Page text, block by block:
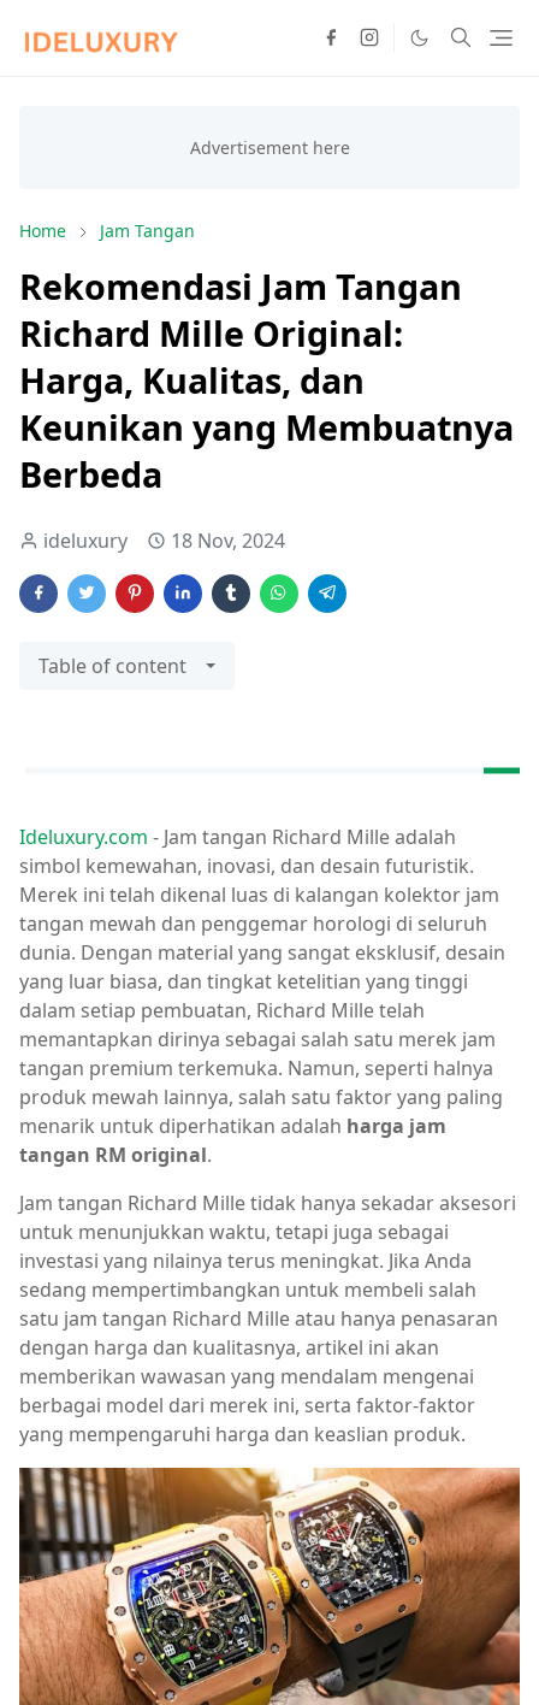
Home Jam Tangan
Rekomendasi Jam Tangan
Richard Mille Original:
Harga, Kualitas, dan
Keunikan yang Membuatnya
Berbeda
ideluxury 18 Nov, 2024
Table of content
Ideluxury.com - Jam tangan Richard Mille adalah
simbol kemewahan, inovasi, dan desain futuristik.
Merek ini telah dikenal luas di kalangan kolektor jam
tangan mewah dan penggemar horologi di seluruh
dunia. Dengan material yang sangat eksklusif, desain
yang luar biasa, dan tingkat ketelitian yang tinggi
dalam setiap pembuatan, Richard Mille telah
memantapkan dirinya sebagai salah satu merek jam
tangan premium terkemuka. Namun, seperti halnya
produk mewah lainnya, salah satu faktor yang paling
menarik untuk diperhatikan adalah harga jam
tangan RM original.
Jam tangan Richard Mille tidak hanya sekadar aksesori
untuk menunjukkan waktu, tetapi juga sebagai
investasi yang nilainya terus meningkat. Jika Anda
sedang mempertimbangkan untuk membeli salah
satu jam tangan Richard Mille atau hanya penasaran
dengan harga dan kualitasnya, artikel ini akan
memberikan wawasan yang mendalam mengenai
berbagai model dari merek ini, serta faktor-faktor
yang mempengaruhi harga dan keaslian produk.